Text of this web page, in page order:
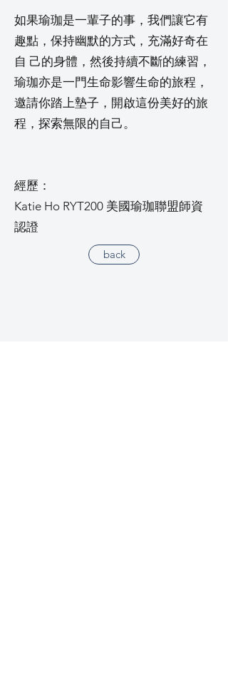
如果瑜珈是一輩子的事，我們讓它有
趣點，保持幽默的方式，充滿好奇在
自 己的身體，然後持續不斷的練習，
瑜珈亦是一門生命影響生命的旅程，
邀請你踏上墊子，開啟這份美好的旅
程，探索無限的自己。
經歷：
Katie Ho RYT200 美國瑜珈聯盟師資
認證
back